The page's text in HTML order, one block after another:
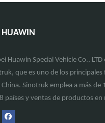
HUAWIN
Huawin Special Vehicle Co.,
que es uno de los
Sinotruk emplea a más
países y ventas de productos en